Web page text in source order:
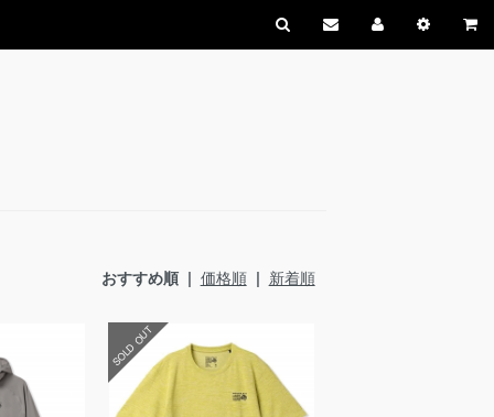
おすすめ順 | 価格順| 新着順
SOLD OUT